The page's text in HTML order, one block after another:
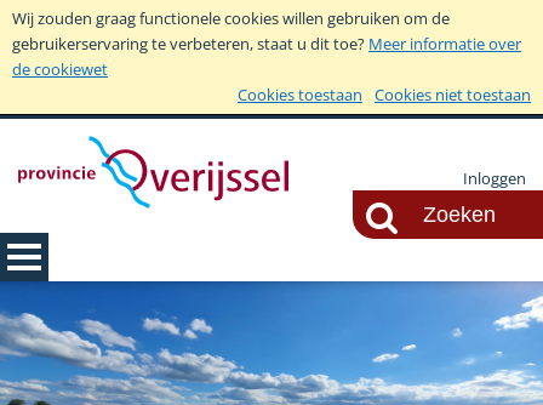
Wij zouden graag functionele cookies willen gebruiken om de
gebruikerservaring te verbeteren, staat u dit toe? Meer informatie over
de cookiewet
Cookies toestaan
Cookies niet toestaan
Inloggen